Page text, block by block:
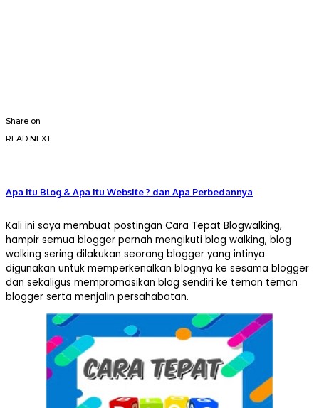
Share on
READ NEXT
Apa itu Blog & Apa itu Website ? dan Apa Perbedannya
Kali ini saya membuat postingan Cara Tepat Blogwalking,
hampir semua blogger pernah mengikuti blog walking, blog
walking sering dilakukan seorang blogger yang intinya
digunakan untuk memperkenalkan blognya ke sesama blogger
dan sekaligus mempromosikan blog sendiri ke teman teman
blogger serta menjalin persahabatan.